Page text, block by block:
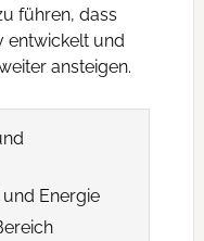
führen, dass
entwickelt und
ansteigen.
Energie